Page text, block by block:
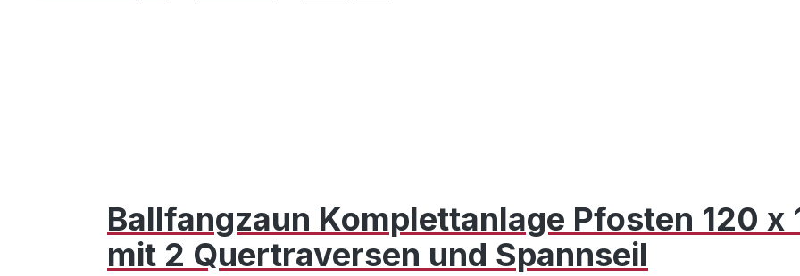
Ballfangzaun Komplettanlage Pfosten 120 x
mit 2 Quertraversen und Spannseil